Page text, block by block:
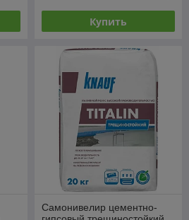
Купить
Самонивелир цементно-